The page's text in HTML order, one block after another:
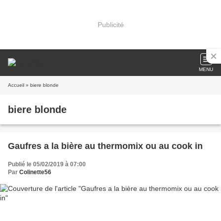
Publicité
MENU
Accueil » biere blonde
biere blonde
Gaufres a la bière au thermomix ou au cook in
Publié le 05/02/2019 à 07:00
Par Colinette56